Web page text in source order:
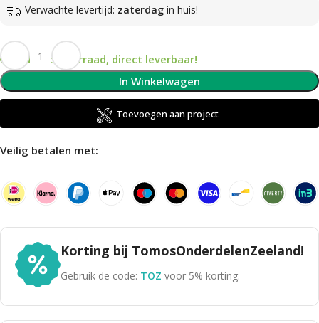
Verwachte levertijd: zaterdag in huis!
Op voorraad, direct leverbaar!
In Winkelwagen
Toevoegen aan project
Veilig betalen met:
Korting bij TomosOnderdelenZeeland!
Gebruik de code: TOZ voor 5% korting.